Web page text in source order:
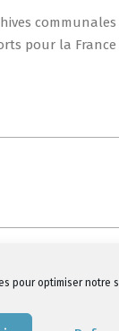
pour optimiser notre
pour la France